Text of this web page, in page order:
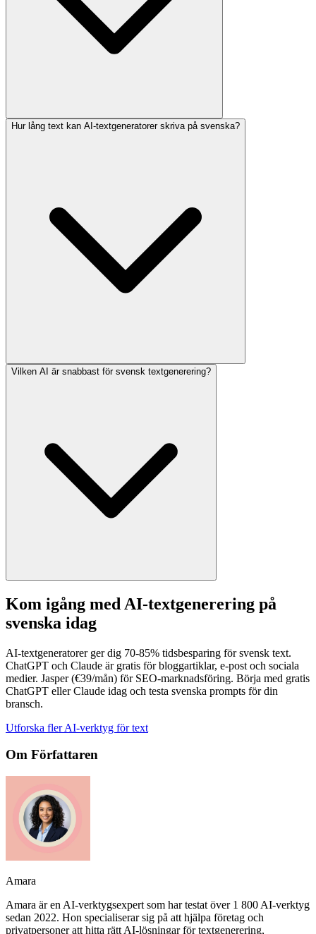
Hur lång text kan AI-textgeneratorer skriva på svenska?
Vilken AI är snabbast för svensk textgenerering?
Kom igång med AI-textgenerering på
svenska idag
AI-textgeneratorer ger dig 70-85% tidsbesparing för svensk text.
ChatGPT och Claude är gratis för bloggartiklar, e-post och sociala
medier. Jasper (€39/mån) för SEO-marknadsföring. Börja med gratis
ChatGPT eller Claude idag och testa svenska prompts för din
bransch.
Utforska fler AI-verktyg för text
Om Författaren
Amara
Amara är en AI-verktygsexpert som har testat över 1 800 AI-verktyg
sedan 2022. Hon specialiserar sig på att hjälpa företag och
privatpersoner att hitta rätt AI-lösningar för textgenerering,